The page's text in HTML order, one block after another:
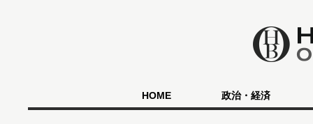
HOME 政治・経済